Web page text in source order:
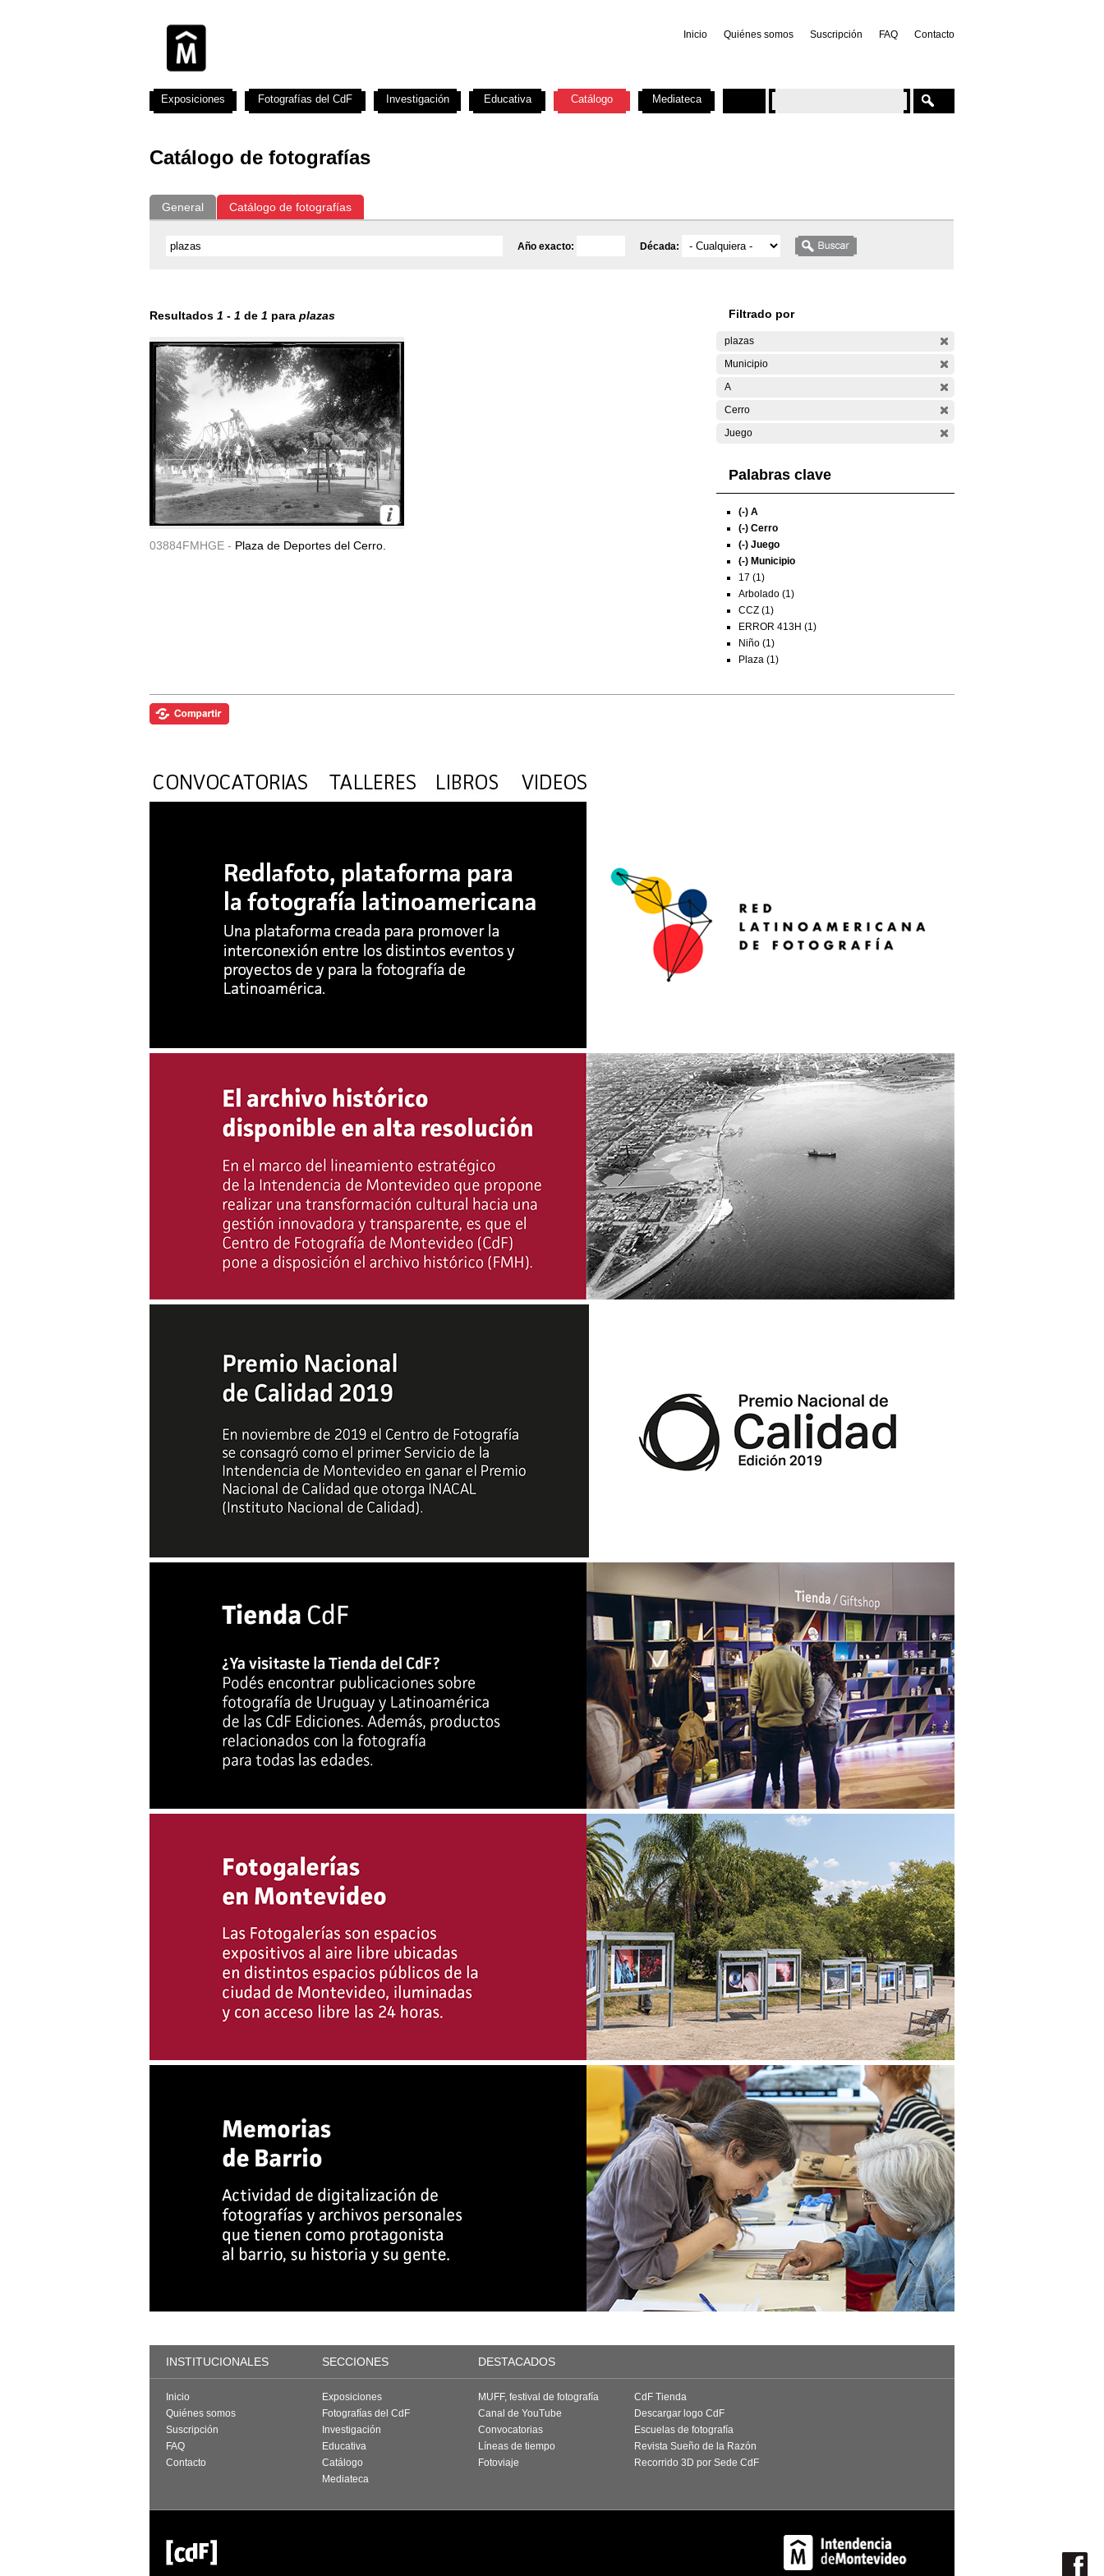
Inicio Quiénes somos Suscripción FAQ Contacto
Catálogo de fotografías
General Catálogo de fotografías
Año exacto: Década:
Resultados 1 - 1 de 1 para plazas
03884FMHGE - Plaza de Deportes del Cerro.
Filtrado por
plazas
Municipio
A
Cerro
Juego
Palabras clave
(-) A
(-) Cerro
(-) Juego
(-) Municipio
17 (1)
Arbolado (1)
CCZ (1)
ERROR 413H (1)
Niño (1)
Plaza (1)
Exposiciones Fotografías del CdF Investigación Educativa Catálogo Mediateca
INSTITUCIONALES SECCIONES DESTACADOS
Inicio
Quiénes somos
Suscripción
FAQ
Contacto
Exposiciones
Fotografías del CdF
Investigación
Educativa
Catálogo
Mediateca
MUFF, festival de fotografía
Canal de YouTube
Convocatorias
Líneas de tiempo
Fotoviaje
CdF Tienda
Descargar logo CdF
Escuelas de fotografía
Revista Sueño de la Razón
Recorrido 3D por Sede CdF